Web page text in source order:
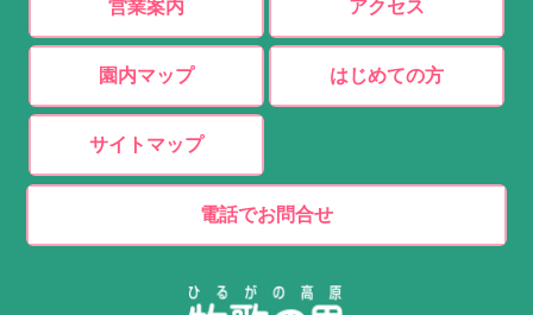
営業案内 アクセス
園内マップ はじめての方
サイトマップ
電話でお問合せ